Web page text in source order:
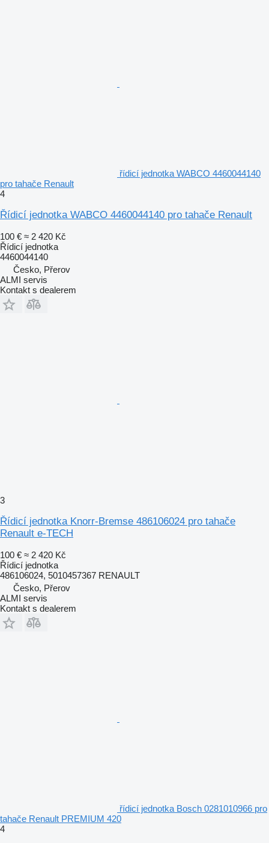
řídicí jednotka WABCO 4460044140
pro tahače Renault
4
Řídicí jednotka WABCO 4460044140 pro tahače Renault
100 € ≈ 2 420 Kč
Řídicí jednotka
4460044140
Česko, Přerov
ALMI servis
Kontakt s dealerem
3
Řídicí jednotka Knorr-Bremse 486106024 pro tahače
Renault e-TECH
100 € ≈ 2 420 Kč
Řídicí jednotka
486106024, 5010457367 RENAULT
Česko, Přerov
ALMI servis
Kontakt s dealerem
řídicí jednotka Bosch 0281010966 pro
tahače Renault PREMIUM 420
4